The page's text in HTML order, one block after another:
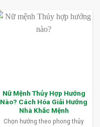
Nữ Mệnh Thủy Hợp Hướng
Nào? Cách Hóa Giải Hướng
Nhà Khắc Mệnh
Chọn hướng theo phong thủy